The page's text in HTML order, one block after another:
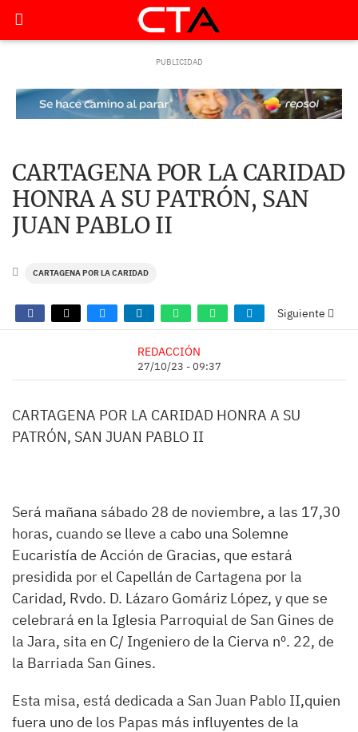
CARTAGENA POR LA CARIDAD
HONRA A SU PATRÓN, SAN
JUAN PABLO II
CARTAGENA POR LA CARIDAD
Siguiente
REDACCIÓN
27/10/23 - 09:37
CARTAGENA POR LA CARIDAD HONRA A SU
PATRÓN, SAN JUAN PABLO II
Será mañana sábado 28 de noviembre, a las 17,30
horas, cuando se lleve a cabo una Solemne
Eucaristía de Acción de Gracias, que estará
presidida por el Capellán de Cartagena por la
Caridad, Rvdo. D. Lázaro Gomáriz López, y que se
celebrará en la Iglesia Parroquial de San Gines de
la Jara, sita en C/ Ingeniero de la Cierva nº. 22, de
la Barriada San Gines.
Esta misa, está dedicada a San Juan Pablo II,quien
fuera uno de los Papas más influyentes de la